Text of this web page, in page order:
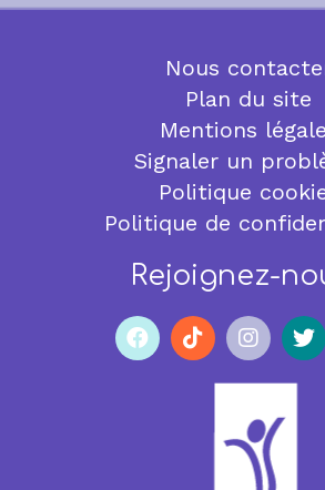
Nous
Plan du site
Mentions
Signaler un
Politique
Politique de
Rejoignez-